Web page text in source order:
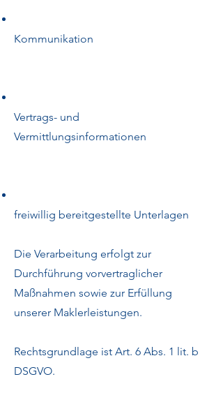
Kommunikation
Vertrags- und
Vermittlungsinformationen
freiwillig bereitgestellte Unterlagen
Die Verarbeitung erfolgt zur
Durchführung vorvertraglicher
Maßnahmen sowie zur Erfüllung
unserer Maklerleistungen.
Rechtsgrundlage ist Art. 6 Abs. 1 lit. b
DSGVO.